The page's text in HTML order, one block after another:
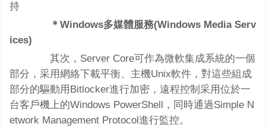
持
＊Windows多媒體服務(Windows Media Serv
ices)
其次，Server Core可作為微軟集成系統的一個
部分，采用網絡下載平衡、主機Unix軟件，對這些組成
部分的驅動用Bitlocker進行加密，遠程控制采用位於一
台客戶機上的Windows PowerShell，同時通過Simple N
etwork Management Protocol進行監控。